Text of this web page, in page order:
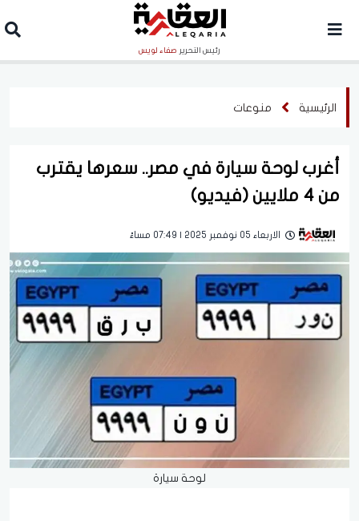
رئيس التحرير صفاء لويس
الرئيسية منوعات
أغرب لوحة سيارة في مصر.. سعرها يقترب
من 4 ملايين (فيديو)
الاربعاء 05 نوفمبر 2025 | 07:49 مساءً
لوحة سيارة